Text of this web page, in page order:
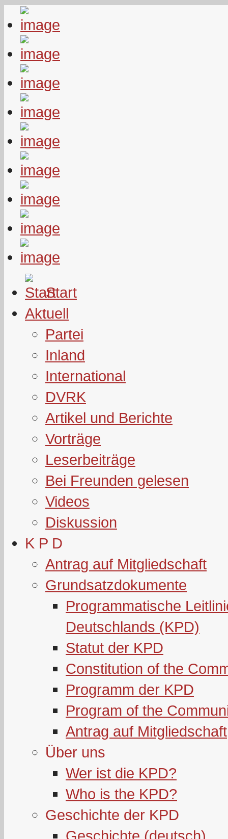
Start
Aktuell
Partei
Inland
International
DVRK
Artikel und Berichte
Vorträge
Leserbeiträge
Bei Freunden gelesen
Videos
Diskussion
K P D
Antrag auf Mitgliedschaft
Grundsatzdokumente
Programmatische
Deutschlands (KPD)
Statut der KPD
Constitution of the
Programm der KPD
Program of the
Antrag auf Mitgliedschaft
Über uns
Wer ist die KPD?
Who is the KPD?
Geschichte der KPD